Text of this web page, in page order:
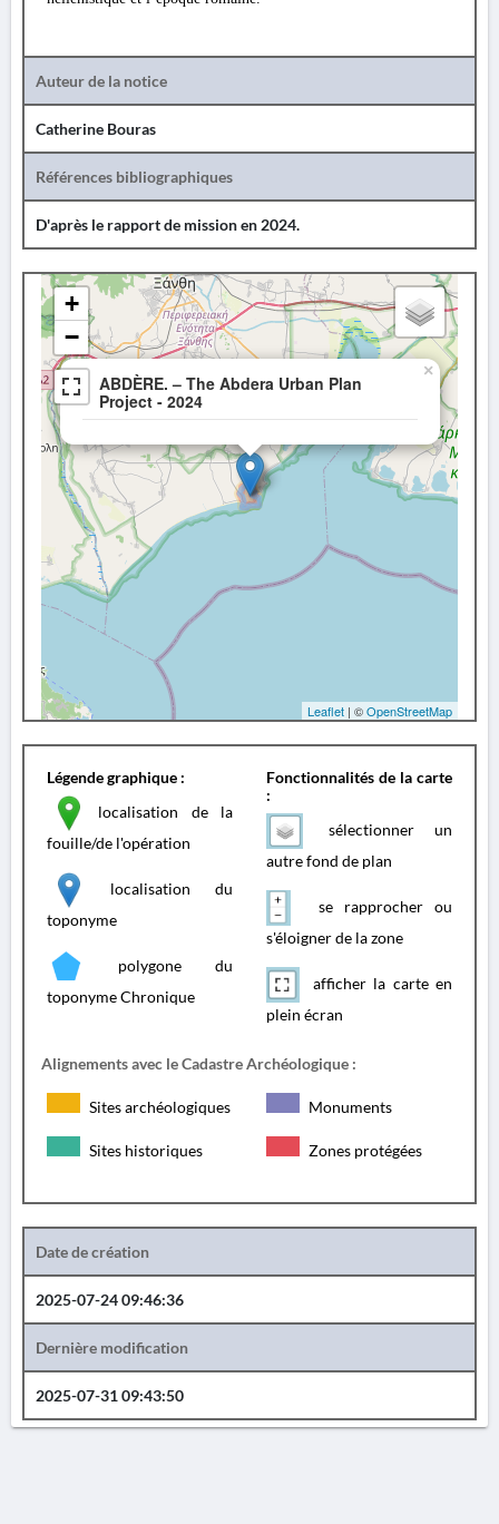
Auteur de la notice
Catherine Bouras
Références bibliographiques
D'après le rapport de mission en 2024.
ABDÈRE. – The Abdera Urban Plan
Project - 2024
×
+
−
Leaflet | ©OpenStreetMap
Légende graphique :
localisation de la
fouille/de l'opération
localisation du
toponyme
polygone du
toponyme Chronique
Fonctionnalités de la carte
:
sélectionner un
autre fond de plan
se rapprocher ou
s'éloigner de la zone
afficher la carte en
plein écran
Alignements avec le Cadastre Archéologique :
Sites archéologiques Monuments
Sites historiques Zones protégées
Date de création
2025-07-24 09:46:36
Dernière modification
2025-07-31 09:43:50